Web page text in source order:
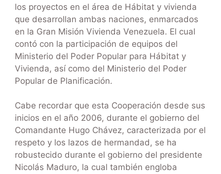
los proyectos en el área de Hábitat y vivienda
que desarrollan ambas naciones, enmarcados
en la Gran Misión Vivienda Venezuela. El cual
contó con la participación de equipos del
Ministerio del Poder Popular para Hábitat y
Vivienda, así como del Ministerio del Poder
Popular de Planificación.
Cabe recordar que esta Cooperación desde sus
inicios en el año 2006, durante el gobierno del
Comandante Hugo Chávez, caracterizada por el
respeto y los lazos de hermandad, se ha
robustecido durante el gobierno del presidente
Nicolás Maduro, la cual también engloba